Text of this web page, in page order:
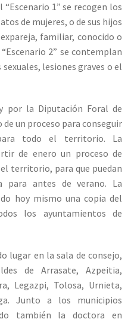
1” se recogen los
de mujeres, o de sus hijos
familiar, conocido o
2” se contemplan
lesiones graves o el
por la Diputación Foral de
un proceso para conseguir
todo el territorio. La
de enero un proceso de
territorio, para que puedan
para antes de verano. La
hoy mismo una copia del
los ayuntamientos de
lugar en la sala de consejo,
de Arrasate, Azpeitia,
Legazpi, Tolosa, Urnieta,
Junto a los municipios
también la doctora en